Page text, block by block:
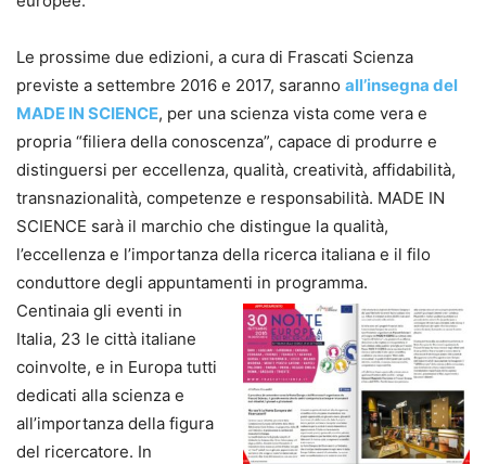
Le prossime due edizioni, a cura di Frascati Scienza
previste a settembre 2016 e 2017, saranno all’insegna del
MADE IN SCIENCE, per una scienza vista come vera e
propria “filiera della conoscenza”, capace di produrre e
distinguersi per eccellenza, qualità, creatività, affidabilità,
transnazionalità, competenze e responsabilità. MADE IN
SCIENCE sarà il marchio che distingue la qualità,
l’eccellenza e l’importanza della ricerca italiana e il filo
conduttore degli appuntamenti in programma.
Centinaia gli eventi in
Italia, 23 le città italiane
coinvolte, e in Europa tutti
dedicati alla scienza e
all’importanza della figura
del ricercatore. In